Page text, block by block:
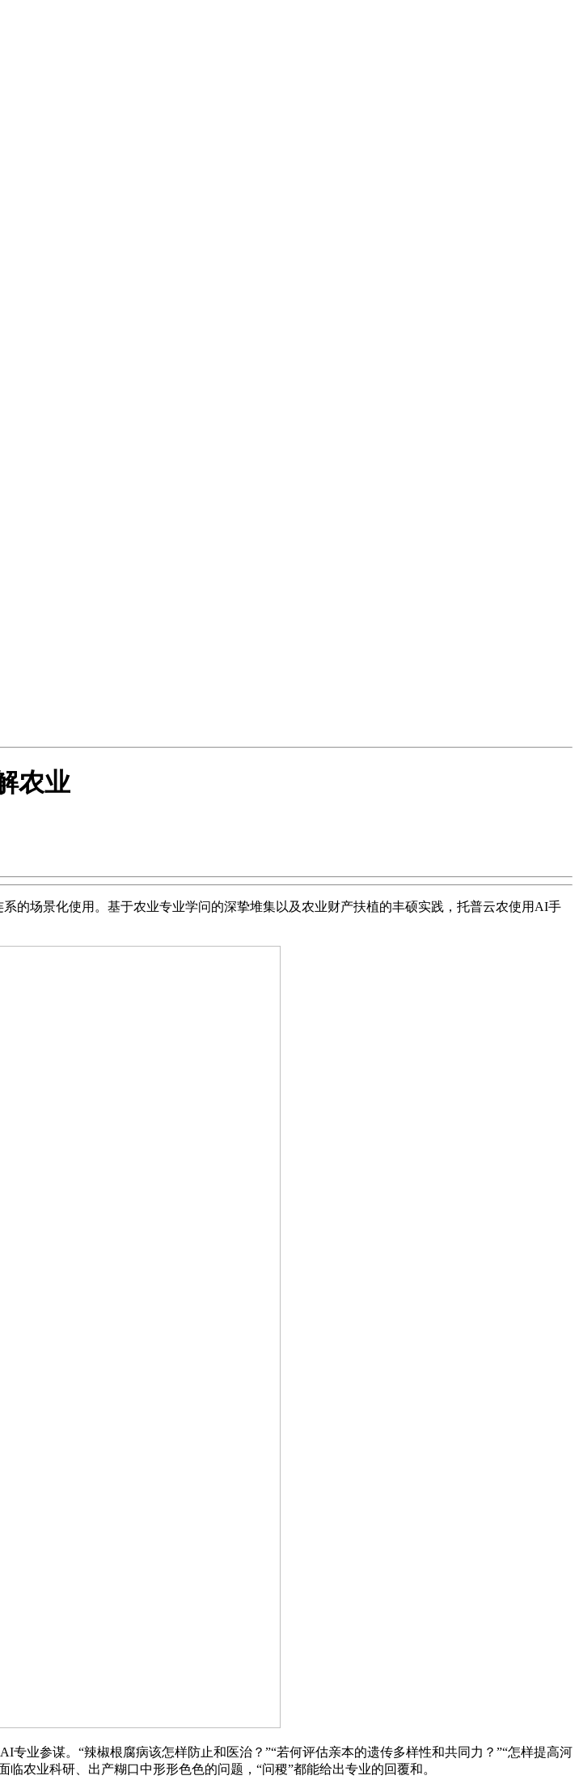
农业
场景化使用。基于农业专业学问的深挚堆集以及农业财产扶植的丰硕实践，托普云农使用AI手
业参谋。“辣椒根腐病该怎样防止和医治？”“若何评估亲本的遗传多样性和共同力？”“怎样提高河
农业科研、出产糊口中形形色色的问题，“问稷”都能给出专业的回覆和。